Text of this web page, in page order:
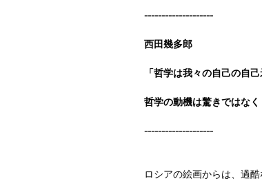
--------------------
西田幾多郎
「哲学は我々の自己の自
哲学の動機は驚きではな
--------------------
ロシアの絵画からは、過